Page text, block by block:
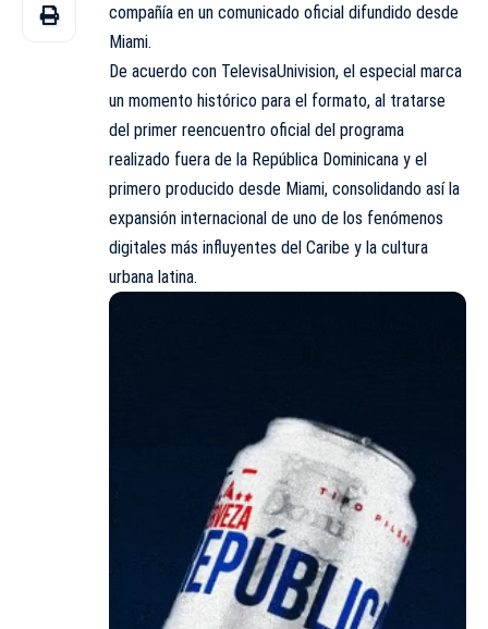
compañía en un comunicado oficial difundido desde
Miami.
De acuerdo con TelevisaUnivision, el especial marca
un momento histórico para el formato, al tratarse
del primer reencuentro oficial del programa
realizado fuera de la República Dominicana y el
primero producido desde Miami, consolidando así la
expansión internacional de uno de los fenómenos
digitales más influyentes del Caribe y la cultura
urbana latina.